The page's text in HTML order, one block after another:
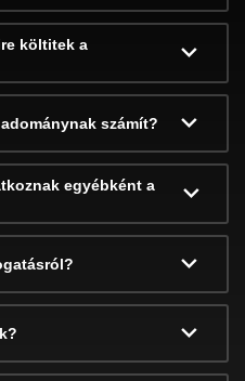
költitek a
számít?
egyébként a